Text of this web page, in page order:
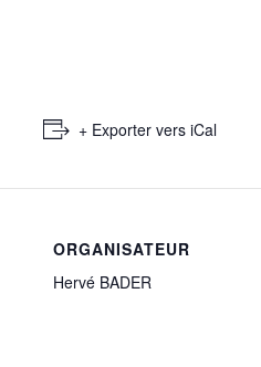
+ Exporter vers iCal
ORGANISATEUR
Hervé BADER